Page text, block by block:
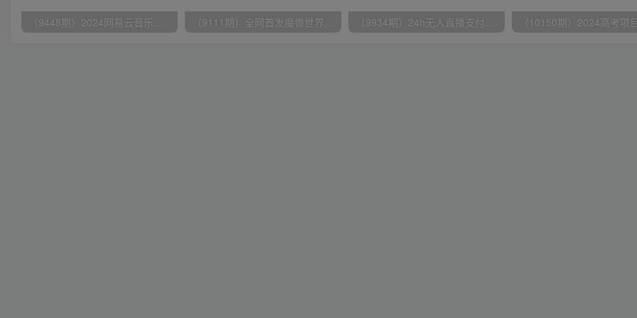
（9448期）2024网易云音乐人挂机项目，单机日入150+，无脑月入5000+ （9111期）全网首发魔兽世界美服全自动打金搬砖，日入1000+，简单好操作，保姆级教学 （9934期）24h无人直播支付宝项目，最新带货玩法，纯躺赚实测日入500+